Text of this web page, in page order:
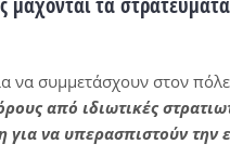
να συμμετάσχουν στον
από ιδιωτικές
για να υπερασπιστούν την